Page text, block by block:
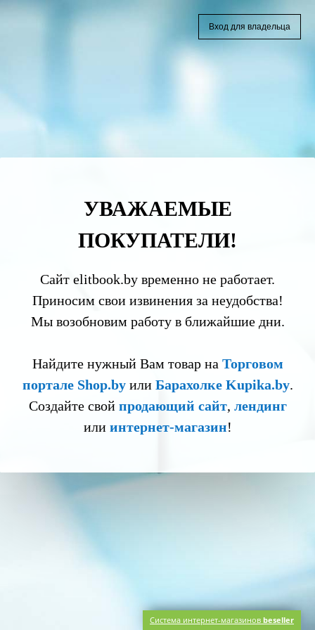
УВАЖАЕМЫЕ
ПОКУПАТЕЛИ!
Сайт elitbook.by временно не работает.
Приносим свои извинения за неудобства!
Мы возобновим работу в ближайшие дни.
Найдите нужный Вам товар на Торговом
портале Shop.byили Барахолке Kupika.by.
Создайте свой продающий сайт, лендинг
или интернет-магазин!
Вход для владельца
Система интернет-магазинов beseller